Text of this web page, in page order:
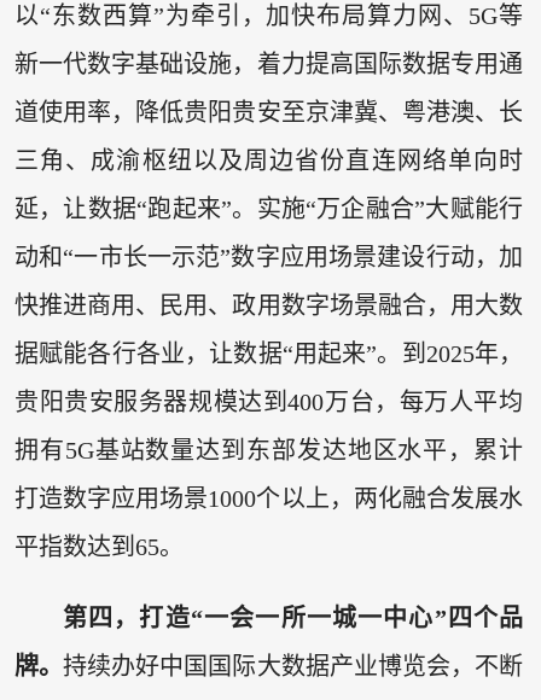
以“东数西算”为牵引，加快布局算力网、5G等
新一代数字基础设施，着力提高国际数据专用通
道使用率，降低贵阳贵安至京津冀、粤港澳、长
三角、成渝枢纽以及周边省份直连网络单向时
延，让数据“跑起来”。实施“万企融合”大赋能行
动和“一市长一示范”数字应用场景建设行动，加
快推进商用、民用、政用数字场景融合，用大数
据赋能各行各业，让数据“用起来”。到2025年，
贵阳贵安服务器规模达到400万台，每万人平均
拥有5G基站数量达到东部发达地区水平，累计
打造数字应用场景1000个以上，两化融合发展水
平指数达到65。
第四，打造“一会一所一城一中心”四个品
牌。持续办好中国国际大数据产业博览会，不断